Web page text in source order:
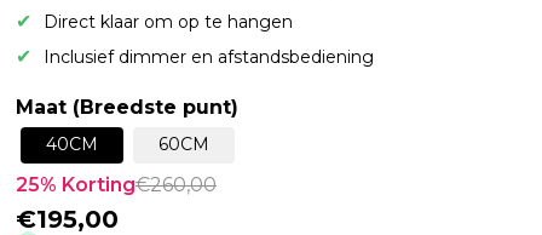
Direct klaar om op te hangen
Inclusief dimmer en afstandsbediening
Maat (Breedste punt)
40CM 60CM
25% Korting€260,00
€195,00